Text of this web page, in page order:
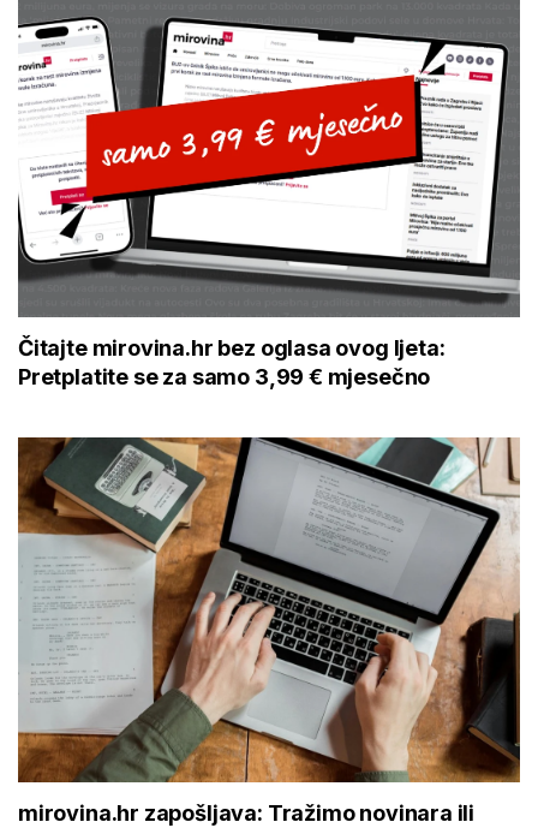
Čitajte mirovina.hr bez oglasa ovog ljeta:
Pretplatite se za samo 3,99 € mjesečno
mirovina.hr zapošljava: Tražimo novinara ili